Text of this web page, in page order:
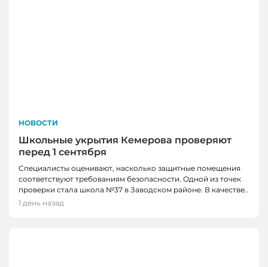
НОВОСТИ
Школьные укрытия Кемерова проверяют
перед 1 сентября
Специалисты оценивают, насколько защитные помещения
соответствуют требованиям безопасности. Одной из точек
проверки стала школа №37 в Заводском районе. В качестве..
1 день назад